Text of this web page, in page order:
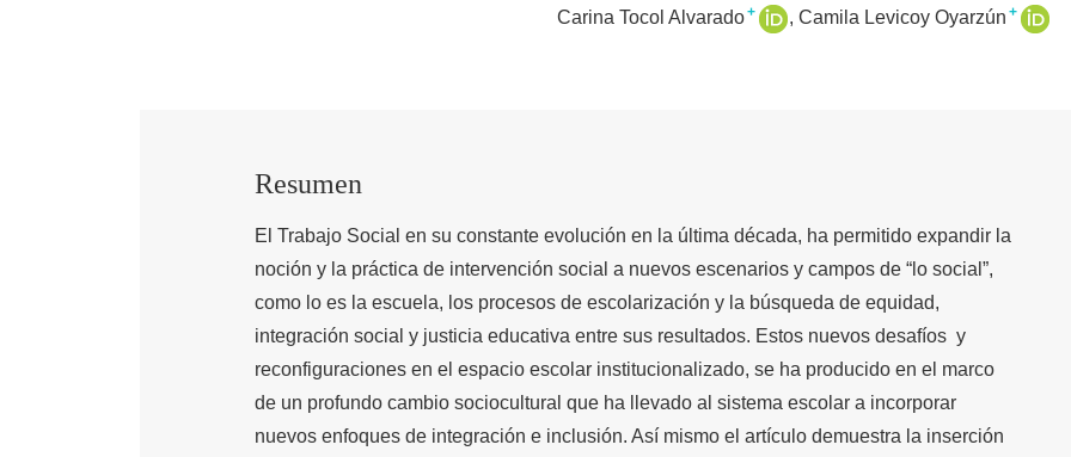
Carina Tocol Alvarado+ Camila Levicoy Oyarzún +
Resumen
El Trabajo Social en su constante evolución en la última década, ha permitido expandir la
noción y la práctica de intervención social a nuevos escenarios y campos de “lo social”,
como lo es la escuela, los procesos de escolarización y la búsqueda de equidad,
integración social y justicia educativa entre sus resultados. Estos nuevos desafíos y
reconfiguraciones en el espacio escolar institucionalizado, se ha producido en el marco
de un profundo cambio sociocultural que ha llevado al sistema escolar a incorporar
nuevos enfoques de integración e inclusión. Así mismo el artículo demuestra la inserción